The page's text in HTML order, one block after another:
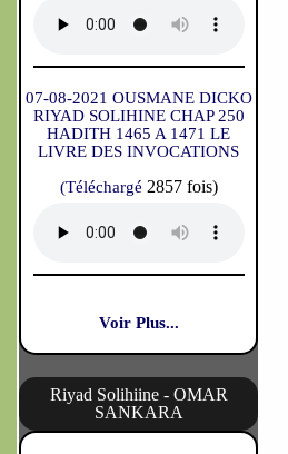
07-08-2021 OUSMANE DICKO
RIYAD SOLIHINE CHAP 250
HADITH 1465 A 1471 LE
LIVRE DES INVOCATIONS
(Téléchargé 2857 fois)
Voir Plus...
Riyad Solihiine - OMAR
SANKARA